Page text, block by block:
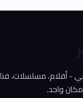
- أفلام، مسلسلات،
واحد.